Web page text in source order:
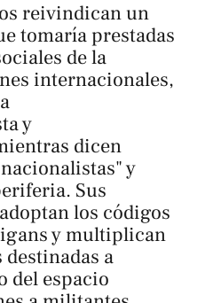
reivindican un
tomaría prestadas
de la
internacionales,
y
dicen
y
Sus
los códigos
y multiplican
a
del espacio